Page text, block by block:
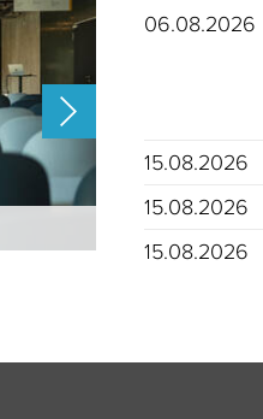
06.08.2026
15.08.2026
15.08.2026
15.08.2026